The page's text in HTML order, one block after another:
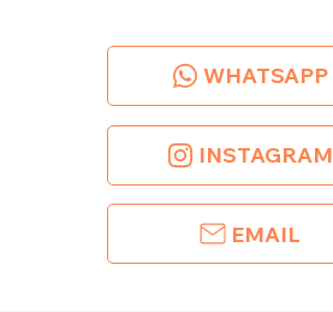
WHATSAPP
INSTAGRAM
EMAIL